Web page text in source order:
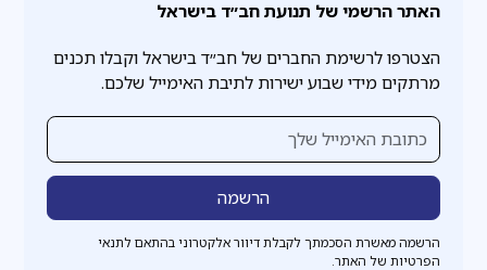
האתר הרשמי של תנועת חב״ד בישראל
הצטרפו לרשימת החברים של חב״ד בישראל וקבלו תכנים
מרתקים מידי שבוע ישירות לתיבת האימייל שלכם.
הרשמה מאשרת הסכמתך לקבלת דיוור אלקטרוני בהתאם לתנאי
הפרטיות של האתר.